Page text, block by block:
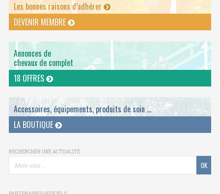
Les bonnes raisons d’adhérer
DEVENIR MEMBRE
Annonces de
chevaux de complet
18 OFFRES
Accessoires, équipements, produits de soin ...
LA BOUTIQUE
RECHERCHER UNE ACTUALITÉ